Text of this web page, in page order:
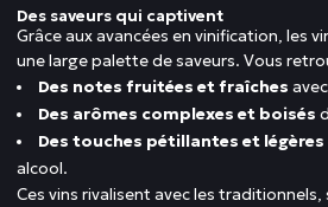
Des saveurs qui captivent
Grâce aux avancées en vinification, les
une large palette de saveurs. Vous
Des notes fruitées et fraîches
Des arômes complexes et boisés
Des touches pétillantes et légères
alcool.
Ces vins rivalisent avec les traditionnels,